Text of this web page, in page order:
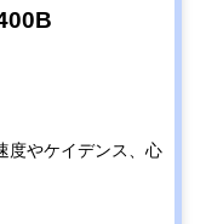
度やケイデンス、心